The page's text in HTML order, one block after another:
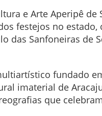
e Arte Aperipê de
festejos no estado,
Sanfoneiras de
fundado
imaterial de
que